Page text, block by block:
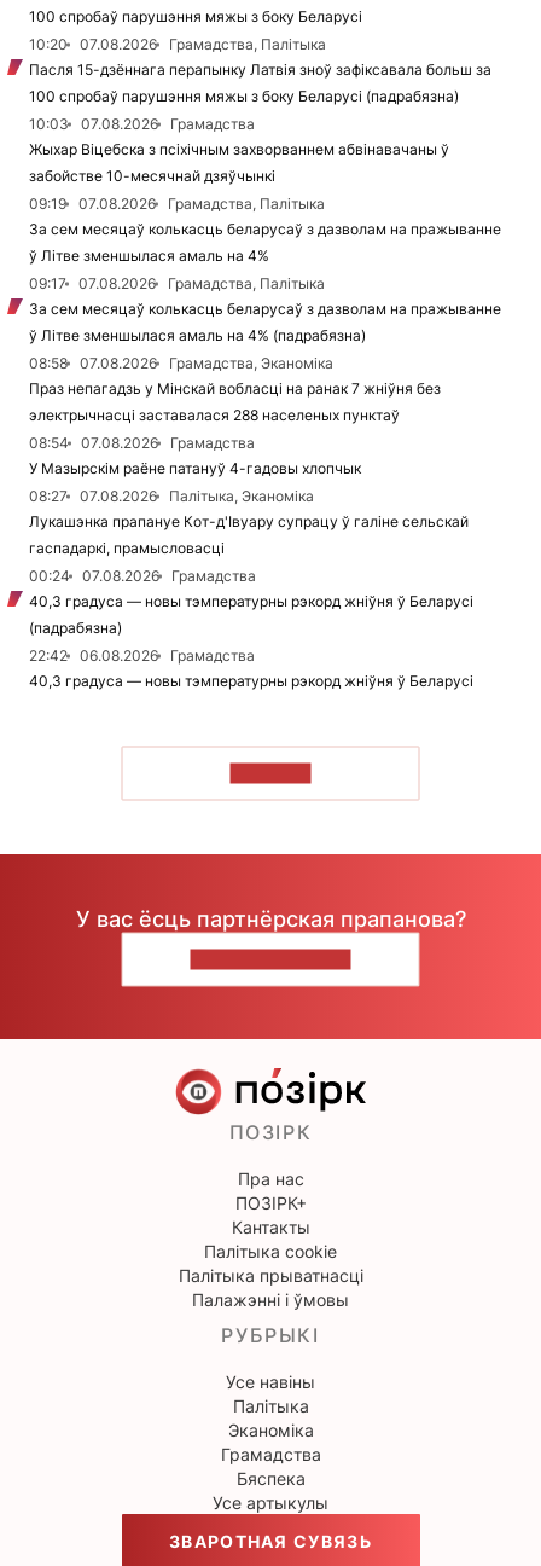
100 спробаў парушэння мяжы з боку Беларусі
10:20
07.08.2026
Грамадства, Палітыка
Пасля 15-дзённага перапынку Латвія зноў зафіксавала больш за
100 спробаў парушэння мяжы з боку Беларусі (падрабязна)
10:03
07.08.2026
Грамадства
Жыхар Віцебска з псіхічным захворваннем абвінавачаны ў
забойстве 10-месячнай дзяўчынкі
09:19
07.08.2026
Грамадства, Палітыка
За сем месяцаў колькасць беларусаў з дазволам на пражыванне
ў Літве зменшылася амаль на 4%
09:17
07.08.2026
Грамадства, Палітыка
За сем месяцаў колькасць беларусаў з дазволам на пражыванне
ў Літве зменшылася амаль на 4% (падрабязна)
08:58
07.08.2026
Грамадства, Эканоміка
Праз непагадзь у Мінскай вобласці на ранак 7 жніўня без
электрычнасці заставалася 288 населеных пунктаў
08:54
07.08.2026
Грамадства
У Мазырскім раёне патануў 4-гадовы хлопчык
08:27
07.08.2026
Палітыка, Эканоміка
Лукашэнка прапануе Кот-д'Івуару супрацу ў галіне сельскай
гаспадаркі, прамысловасці
00:24
07.08.2026
Грамадства
40,3 градуса — новы тэмпературны рэкорд жніўня ў Беларусі
(падрабязна)
22:42
06.08.2026
Грамадства
40,3 градуса — новы тэмпературны рэкорд жніўня ў Беларусі
У вас ёсць партнёрская прапанова?
ПОЗІРК
Пра нас
ПОЗІРК+
Кантакты
Палітыка cookie
Палітыка прыватнасці
Палажэнні і ўмовы
РУБРЫКІ
Усе навіны
Палітыка
Эканоміка
Грамадства
Бяспека
Усе артыкулы
ЗВАРОТНАЯ СУВЯЗЬ